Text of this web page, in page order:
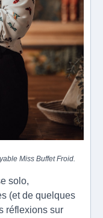
Miss Buffet Froid.
solo,
(et de quelques
réflexions sur